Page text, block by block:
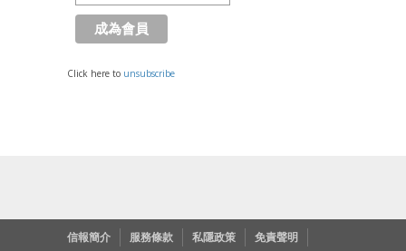
Click here to unsubscribe
信報簡介 服務條款 私隱政策
免責聲明